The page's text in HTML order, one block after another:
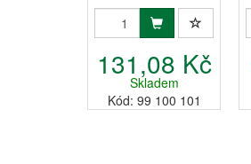
131,08 Kč
Skladem
Kód: 99 100 101